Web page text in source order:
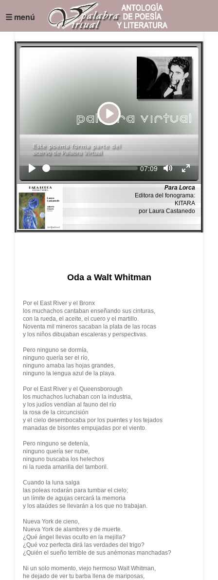
☰ menú
Play
Seek Current
07:09
Para Lorca
Editora del fonograma:
KITARA
por Laura Castanedo
Oda a Walt Whitman
Por el East River y el Bronx
los muchachos cantaban enseñando sus cinturas,
con la rueda, el aceite, el cuero y el martillo.
Noventa mil mineros sacaban la plata de las rocas
y los niños dibujaban escaleras y perspectivas.
Pero ninguno se dormía,
ninguno quería ser el río,
ninguno amaba las hojas grandes,
ninguno la lengua azul de la playa.
Por el East River y el Queensborough
los muchachos luchaban con la industria,
y los judíos vendían al fauno del río
la rosa de la circuncisión
y el cielo desembocaba por los puentes y los tejados
manadas de bisontes empujadas por el viento.
Pero ninguno se detenía,
ninguno quería ser nube,
ninguno buscaba los helechos
ni la rueda amarilla del tamboril.
Cuando la luna salga
las poleas rodarán para tumbar el cielo;
un límite de agujas cercará la memoria
y los ataúdes se llevarán a los que no trabajan.
Nueva York de cieno,
Nueva York de alambres y de muerte.
¿Qué ángel llevas oculto en la mejilla?
¿Qué voz perfecta dirá las verdades del trigo?
¿Quién el sueño terrible de sus anémonas manchadas?
Ni un solo momento, viejo hermoso Walt Whitman,
he dejado de ver tu barba llena de mariposas,